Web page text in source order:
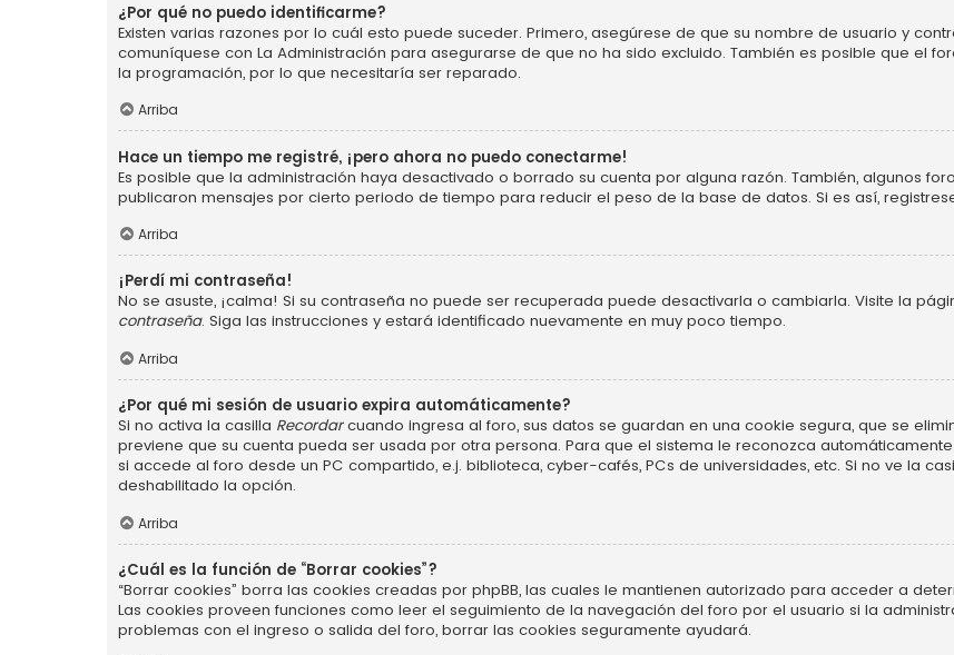
¿Por qué no puedo identificarme?
Existen varias razones por lo cuál esto puede suceder. Primero, asegúrese de que su nombre de usuario y
comuníquese con La Administración para asegurarse de que no ha sido excluido. También es posible que el
la programación, por lo que necesitaría ser reparado.
Arriba
Hace un tiempo me registré, ¡pero ahora no puedo conectarme!
Es posible que la administración haya desactivado o borrado su cuenta por alguna razón. También, algunos
publicaron mensajes por cierto periodo de tiempo para reducir el peso de la base de datos. Si es así,
Arriba
¡Perdí mi contraseña!
No se asuste, ¡calma! Si su contraseña no puede ser recuperada puede desactivarla o cambiarla. Visite la
contraseña. Siga las instrucciones y estará identificado nuevamente en muy poco tiempo.
Arriba
¿Por qué mi sesión de usuario expira automáticamente?
Si no activa la casilla Recordarcuando ingresa al foro, sus datos se guardan en una cookie segura, que se
previene que su cuenta pueda ser usada por otra persona. Para que el sistema le reconozca
si accede al foro desde un PC compartido, e.j. biblioteca, cyber-cafés, PCs de universidades, etc. Si no ve la
deshabilitado la opción.
Arriba
¿Cuál es la función de “Borrar cookies”?
“Borrar cookies” borra las cookies creadas por phpBB, las cuales le mantienen autorizado para acceder a
Las cookies proveen funciones como leer el seguimiento de la navegación del foro por el usuario si la
problemas con el ingreso o salida del foro, borrar las cookies seguramente ayudará.